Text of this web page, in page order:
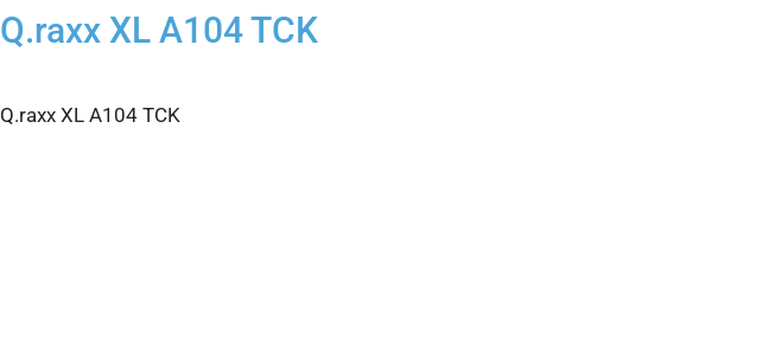
Q.raxx XL A104 TCK
Q.raxx XL A104 TCK